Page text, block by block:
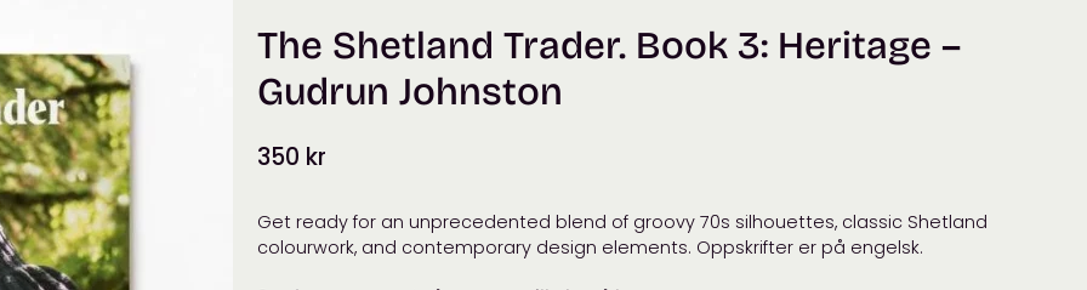
The Shetland Trader. Book 3: Heritage –
Gudrun Johnston
350 kr
Get ready for an unprecedented blend of groovy 70s silhouettes, classic Shetland
colourwork, and contemporary design elements. Oppskrifter er på engelsk.